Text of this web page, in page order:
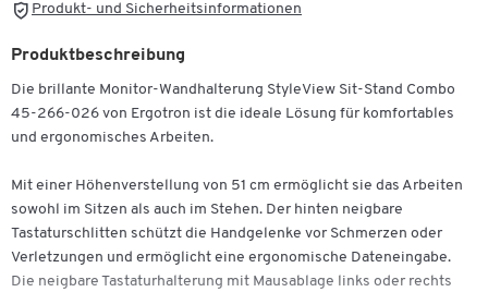
Produkt- und Sicherheitsinformationen
Produktbeschreibung
Die brillante Monitor-Wandhalterung StyleView Sit-Stand Combo
45-266-026 von Ergotron ist die ideale Lösung für komfortables
und ergonomisches Arbeiten.
Mit einer Höhenverstellung von 51 cm ermöglicht sie das Arbeiten
sowohl im Sitzen als auch im Stehen. Der hinten neigbare
Tastaturschlitten schützt die Handgelenke vor Schmerzen oder
Verletzungen und ermöglicht eine ergonomische Dateneingabe.
Die neigbare Tastaturhalterung mit Mausablage links oder rechts